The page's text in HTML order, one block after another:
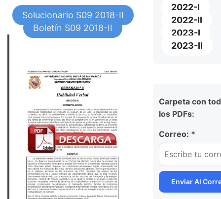
Solucionario S09 2018-II
Boletín S09 2018-II
2022-I
2022-II
2023-I
2023-II
Carpeta con
los PDFs:
Correo: *